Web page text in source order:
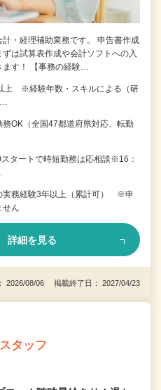
・経理補助業務です。 申告書作成
は試算表作成や会計ソフトへの⼊
ます！ 【事務の経験…
上 ※経験年数・スキルによる（研
OK（全国47都道府県対応、転勤
タートで時短勤務は応相談※16：
実務経験3年以上（累計可） ※申
せん
詳細を見る
2026/08/06 掲載終了日： 2027/04/23
タッフ